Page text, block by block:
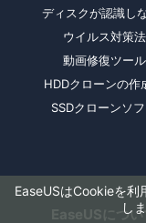
EaseUSはCookieを利
し
ディスクが認識し
ウイルス対策法
動画修復ツール
HDDクローンの作
SSDクローンソフ
EaseUSについ